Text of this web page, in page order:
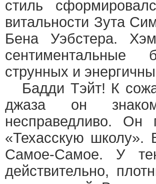
стиль
витальности Зута
Бена Уэбстера.
струнных и
Бадди Тэйт! К
джаза он
несправедливо. Он
«Техасскую школу».
Самое-Самое. У
действительно,